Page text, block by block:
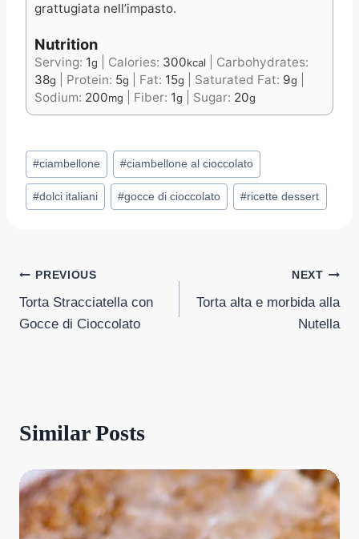
grattugiata nell’impasto.
Nutrition
Serving: 1g Calories: 300kcal
Carbohydrates:
38g Protein: 5g Fat: 15g Saturated Fat: 9g
Sodium: 200mg Fiber: 1g Sugar: 20g
Post
Tags:
#ciambellone #ciambellone al cioccolato
#dolci italiani #gocce di cioccolato #ricette dessert
Post
navigation
PREVIOUS
Torta Stracciatella con
Gocce di Cioccolato
NEXT
Torta alta e morbida alla
Nutella
Similar Posts